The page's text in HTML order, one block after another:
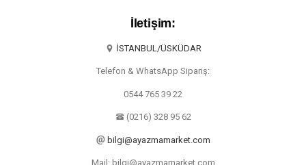
İletişim:
İSTANBUL/ÜSKÜDAR
Telefon & WhatsApp Sipariş:
0544 765 39 22
(0216) 328 95 62
bilgi@ayazmamarket.com
Mail: bilgi@ayazmamarket.com